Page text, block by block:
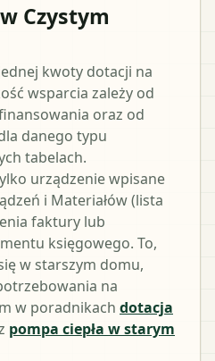
Czystym
kwoty dotacji na
wsparcia zależy od
oraz od
danego typu
tabelach.
urządzenie wpisane
i Materiałów (lista
faktury lub
księgowego. To,
w starszym domu,
na
w poradnikach dotacja
pompa ciepła w starym